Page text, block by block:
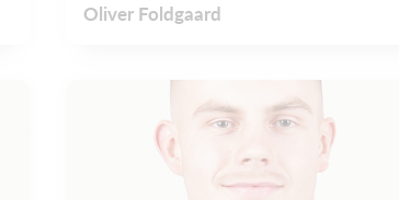
Oliver Foldgaard